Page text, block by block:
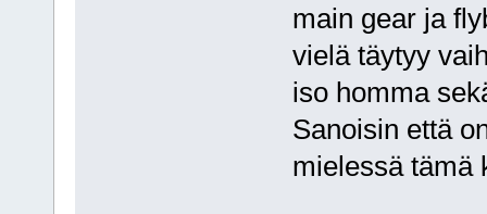
main gear ja
vielä täytyy
iso homma
Sanoisin että
mielessä tämä